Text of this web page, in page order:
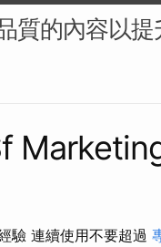
質的內容以提
驗 連續使用不要超過